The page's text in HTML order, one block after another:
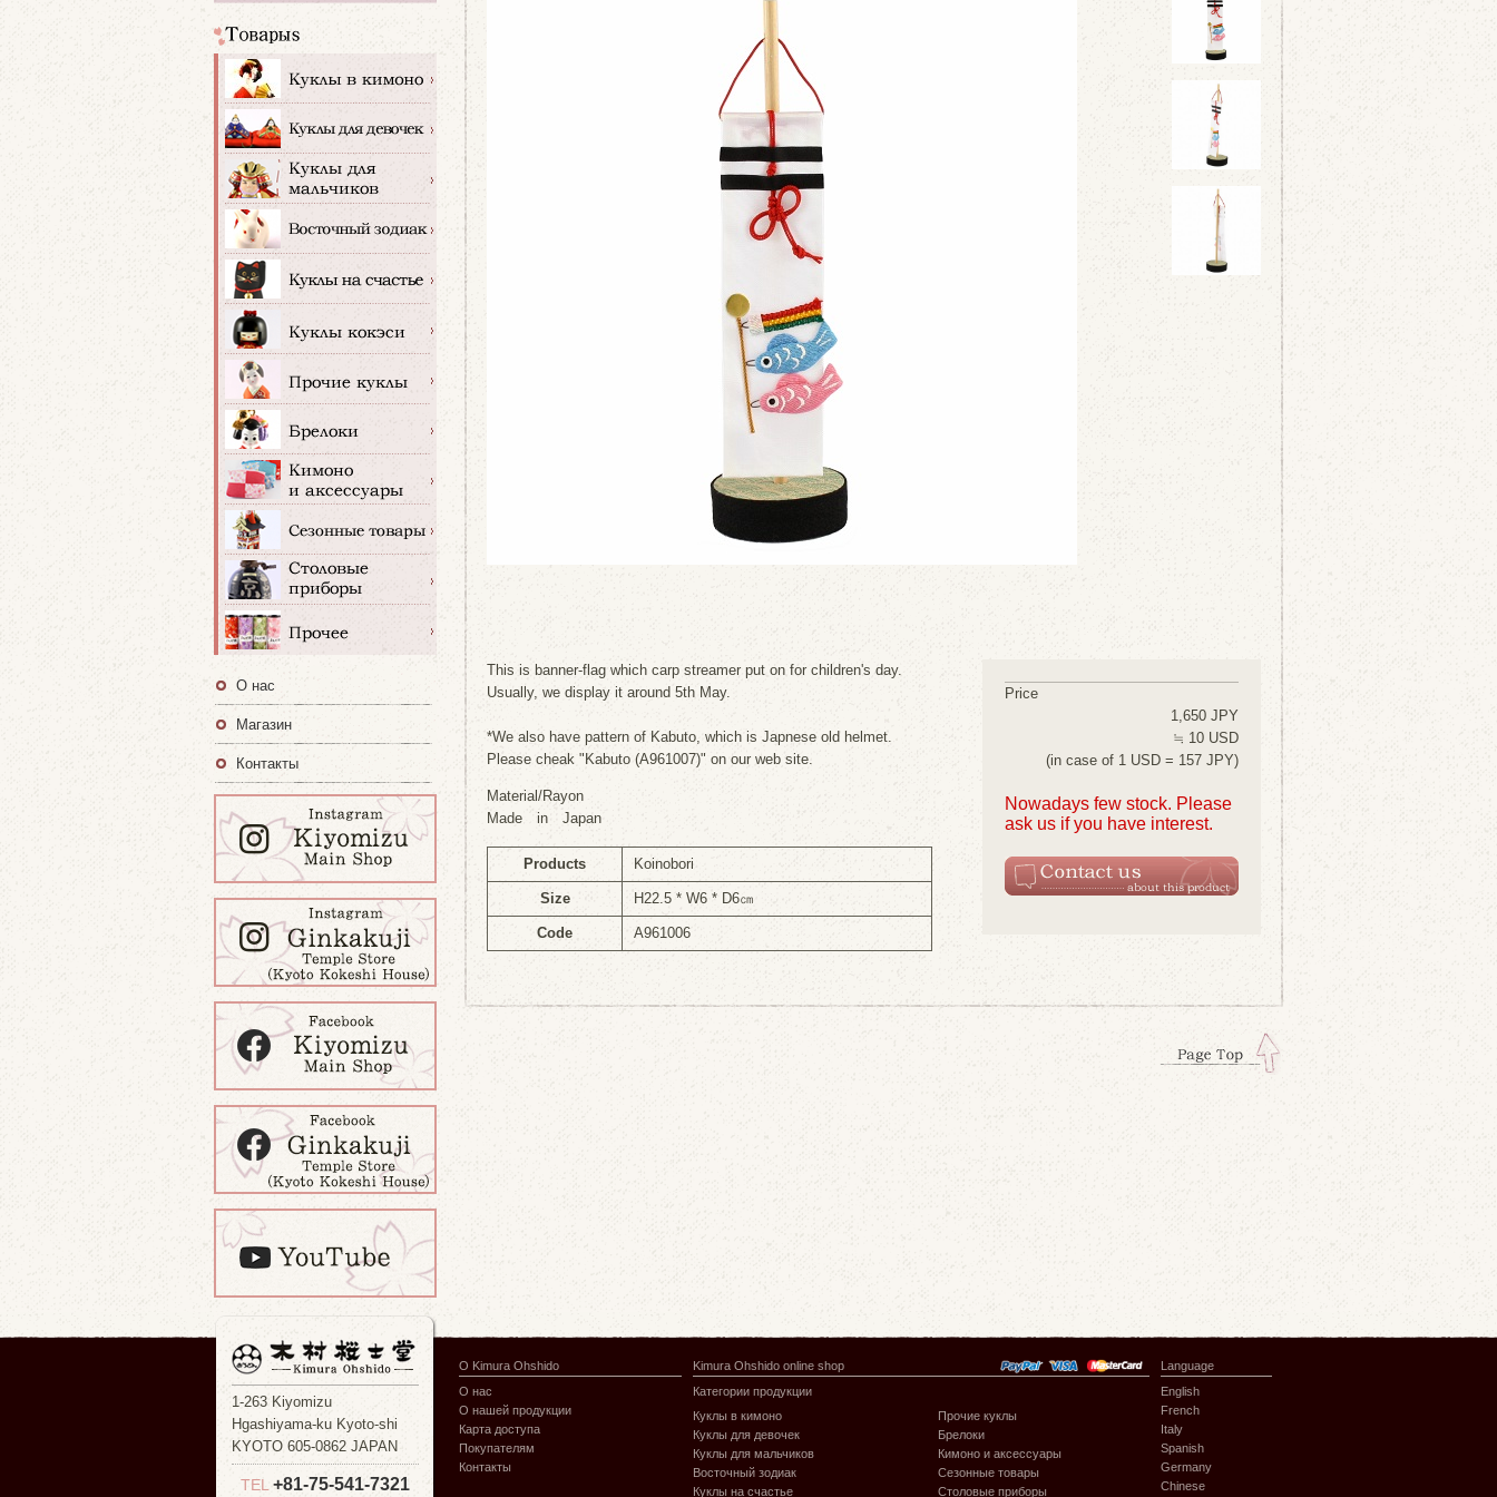
This is banner-flag which carp streamer put on for children's day.
Usually, we display it around 5th May.
*We also have pattern of Kabuto, which is Japnese old helmet.
Please cheak "Kabuto (A961007)" on our web site.
Material/Rayon
Made in Japan
Products Koinobori
Size H22.5 * W6 * D6㎝
Code A961006
Price
1,650 JPY
≒ 10 USD
(in case of 1 USD = 157 JPY)
Nowadays few stock. Please
ask us if you have interest.
О нас
Магазин
Контакты
1-263 Kiyomizu
Hgashiyama-ku Kyoto-shi
KYOTO 605-0862 JAPAN
TEL +81-75-541-7321
О Kimura Ohshido
О нас
О нашей продукции
Карта доступа
Покупателям
Контакты
Kimura Ohshido online shop
Категории продукции
Куклы в кимоно
Куклы для девочек
Куклы для мальчиков
Восточный зодиак
Куклы на счастье
Прочие куклы
Брелоки
Кимоно и аксессуары
Сезонные товары
Столовые приборы
Language
English
French
Italy
Spanish
Germany
Chinese